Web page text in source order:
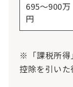
695～900万
円
※「課税所得
控除を引いた